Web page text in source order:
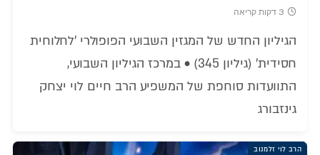
3 דקות קריאה
הגיליון החדש של המגזין השבועי הפופולרי 'לחלוחית
חסידית' (גיליון 345) • במרכז הגיליון השבועי,
התוועדות סוחפת של המשפיע הרב חיים לוי יצחק
גינזבורג
הרב לוי זלמנוב